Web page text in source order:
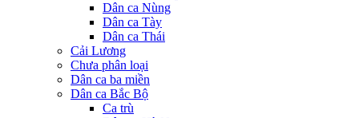
Dân ca Nùng
Dân ca Tày
Dân ca Thái
Cải Lương
Chưa phân loại
Dân ca ba miền
Dân ca Bắc Bộ
Ca trù